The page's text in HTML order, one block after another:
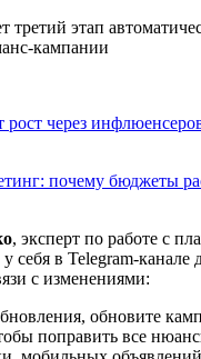
через
почему бюджеты
, эксперт по работе с
себя в Telegram-канале
с изменениями:
обновите
поправить все